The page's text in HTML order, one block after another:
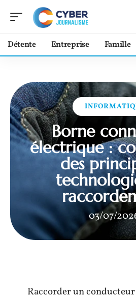
Détente Entreprise Famille
Borne
électrique :
des
03/07/
Raccorder un